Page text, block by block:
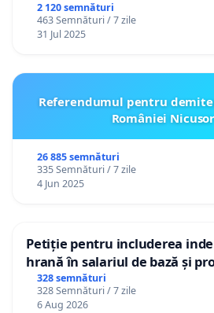
2 120 semnături
463 Semnături / 7 zile
31 Jul 2025
Referendumul pentru
României
26 885 semnături
335 Semnături / 7 zile
4 Jun 2025
Petiție pentru includerea
hrană în salariul de bază și
gradațiilor de vechime pentru
personali
328 semnături
328 Semnături / 7 zile
6 Aug 2026